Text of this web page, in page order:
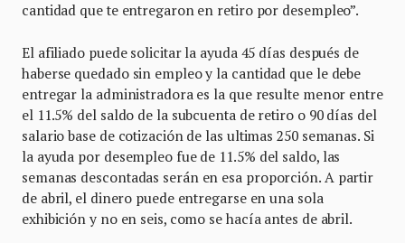
cantidad que te entregaron en retiro por desempleo”.
El afiliado puede solicitar la ayuda 45 días después de
haberse quedado sin empleo y la cantidad que le debe
entregar la administradora es la que resulte menor entre
el 11.5% del saldo de la subcuenta de retiro o 90 días del
salario base de cotización de las ultimas 250 semanas. Si
la ayuda por desempleo fue de 11.5% del saldo, las
semanas descontadas serán en esa proporción. A partir
de abril, el dinero puede entregarse en una sola
exhibición y no en seis, como se hacía antes de abril.